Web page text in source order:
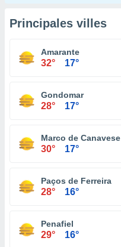
Principales villes
Amarante
32° 17°
Gondomar
28° 17°
Marco de Canaveses
30° 17°
Paços de Ferreira
28° 16°
Penafiel
29° 16°